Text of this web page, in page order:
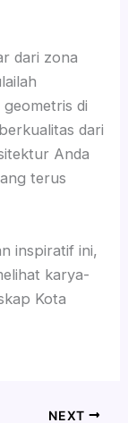
dari zona
di
dari
Anda
terus
inspiratif ini,
karya-
Kota
NEXT